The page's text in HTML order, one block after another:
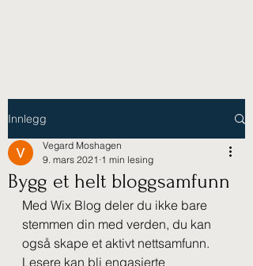
Innlegg
Bygg et helt bloggsamfunn
Vegard Moshagen
9. mars 2021 1 min lesing
Med Wix Blog deler du ikke bare
stemmen din med verden, du kan
også skape et aktivt nettsamfunn.
Lesere kan bli engasjerte